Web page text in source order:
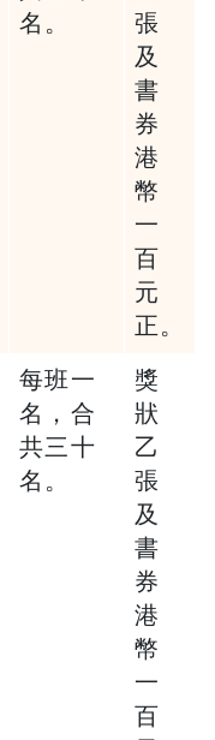
名 。
張
及
書
券
港
幣
一
百
元
正。
每班一
名， 合
共三十
名 。
獎
狀
乙
張
及
書
券
港
幣
一
百